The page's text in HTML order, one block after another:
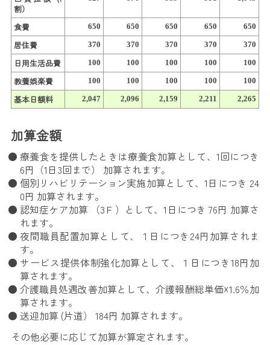
割）
食費 650 650 650 650 650
居住費 370 370 370 370 370
日用生活品費 100 100 100 100 100
教養娯楽費 100 100 100 100 100
基本日額料 2,047 2,096 2,159 2,211 2,265
加算金額
療養食を提供したときは療養食加算として、1回につき
6円（1日3回まで） 加算されます。
個別リハビリテーション実施加算として、1日につき 24
0円 加算されます。
認知症ケア加算 （3Ｆ）として、1日につき 76円 加算さ
れます。
夜間職員配置加算として、１日につき24円加算されま
す。
サービス提供体制強化加算として、１日につき18円加
算されます。
介護職員処遇改善加算として、介護報酬総単価☓1.6％加
算されます。
送迎加算 (片道） 184円 加算されます。
その他必要に応じて加算が算定されます。